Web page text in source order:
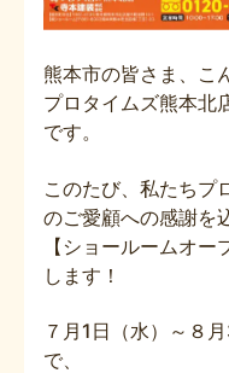
熊本市の皆さま、こ
プロタイムズ熊本北
です。
このたび、私たちプ
のご愛顧への感謝を
【ショールームオ
します！
７月1日（水）～８
で、